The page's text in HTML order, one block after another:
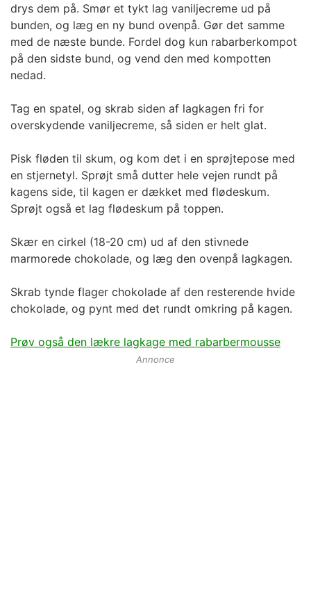
drys dem på. Smør et tykt lag vaniljecreme ud på
bunden, og læg en ny bund ovenpå. Gør det samme
med de næste bunde. Fordel dog kun rabarberkompot
på den sidste bund, og vend den med kompotten
nedad.
Tag en spatel, og skrab siden af lagkagen fri for
overskydende vaniljecreme, så siden er helt glat.
Pisk fløden til skum, og kom det i en sprøjtepose med
en stjernetyl. Sprøjt små dutter hele vejen rundt på
kagens side, til kagen er dækket med flødeskum.
Sprøjt også et lag flødeskum på toppen.
Skær en cirkel (18-20 cm) ud af den stivnede
marmorede chokolade, og læg den ovenpå lagkagen.
Skrab tynde flager chokolade af den resterende hvide
chokolade, og pynt med det rundt omkring på kagen.
Prøv også den lækre lagkage med rabarbermousse
Annonce